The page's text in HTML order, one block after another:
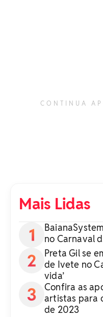
CONTINUA
Mais Lidas
no Carnaval
Preta Gil se
de Ivete no
vida’
Confira as
artistas para
de 2023